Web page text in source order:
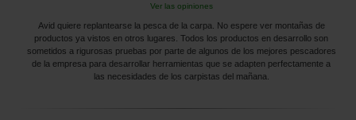
Ver las opiniones
Avid quiere replantearse la pesca de la carpa. No espere ver montañas de
productos ya vistos en otros lugares. Todos los productos en desarrollo son
sometidos a rigurosas pruebas por parte de algunos de los mejores pescadores
de la empresa para desarrollar herramientas que se adapten perfectamente a
las necesidades de los carpistas del mañana.